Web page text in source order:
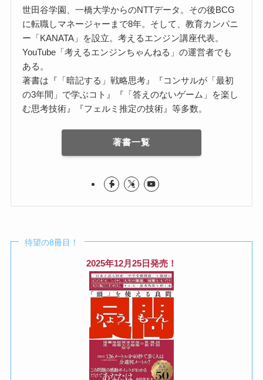
世田谷学園、一橋大学からのNTTデータ。その後BCG
に転職しマネージャーまで8年。そして、教育カンパニ
ー「KANATA」を設立。考えるエンジン講座代表。
YouTube「考えるエンジンちゃんねる」の運営者でも
ある。
著書は『「暗記する」戦略思考』『コンサルが「最初
の3年間」で学ぶコト』『「答えのないゲーム」を楽し
む思考技術』『フェルミ推定の技術』等多数。
著書一覧
待望の8冊目！
2025年12月25日発売！